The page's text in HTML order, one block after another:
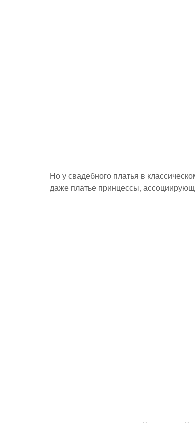
Но у свадебного платья в
даже платье принцессы,